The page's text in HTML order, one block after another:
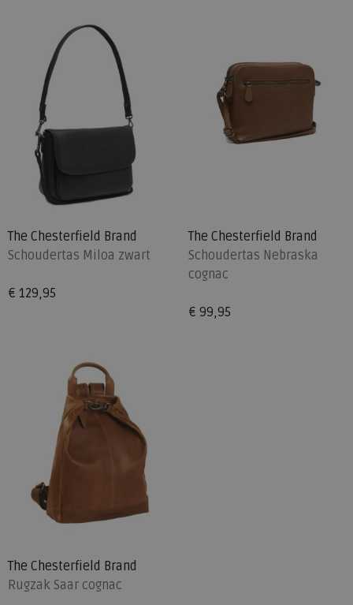
The Chesterfield Brand
Schoudertas Miloa zwart
€ 129,95
The Chesterfield Brand
Schoudertas Nebraska
cognac
€ 99,95
The Chesterfield Brand
Rugzak Saar cognac